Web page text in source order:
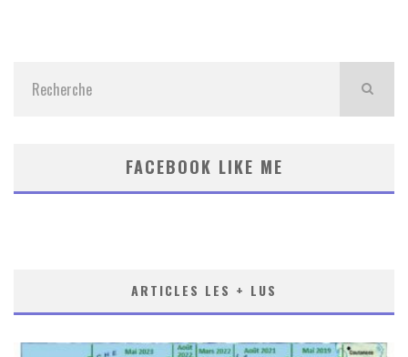
FACEBOOK LIKE ME
ARTICLES LES + LUS